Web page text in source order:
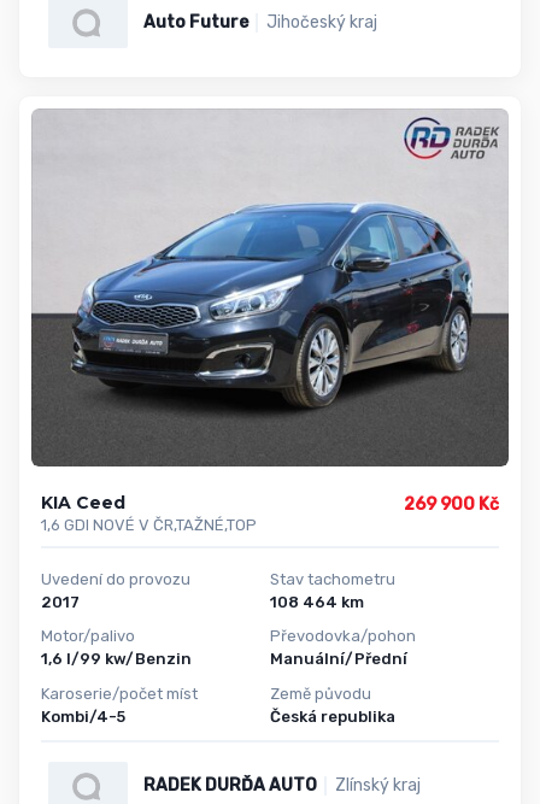
Auto Future Jihočeský kraj
KIA Ceed
1,6 GDI NOVÉ V ČR,TAŽNÉ,TOP
269 900 Kč
Uvedení do provozu
2017
Motor/palivo
1,6 l/99 kw/Benzin
Karoserie/počet míst
Kombi/4-5
Stav tachometru
108 464 km
Převodovka/pohon
Manuální/Přední
Země původu
Česká republika
RADEK DURĎA AUTO Zlínský kraj